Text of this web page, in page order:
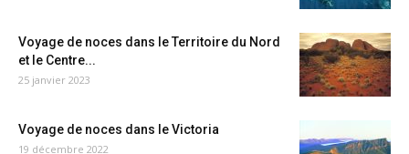
Voyage de noces dans le Territoire du Nord
et le Centre...
25 janvier 2023
Voyage de noces dans le Victoria
19 décembre 2022